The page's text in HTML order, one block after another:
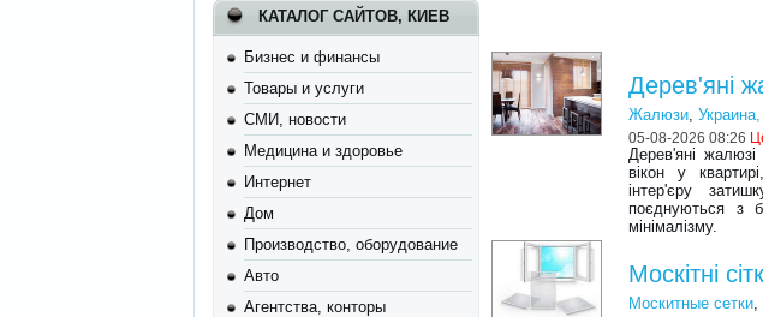
КАТАЛОГ САЙТОВ, КИЕВ
Бизнес и финансы
Товары и услуги
СМИ, новости
Медицина и здоровье
Интернет
Дом
Производство, оборудование
Авто
Агентства, конторы
Дерев'яні
Жалюзи,
05-08-2026 08:26
Дерев'яні
вікон у
інтер'єру
поєднуються з
мінімалізму.
Москітні
Москитные сетки,